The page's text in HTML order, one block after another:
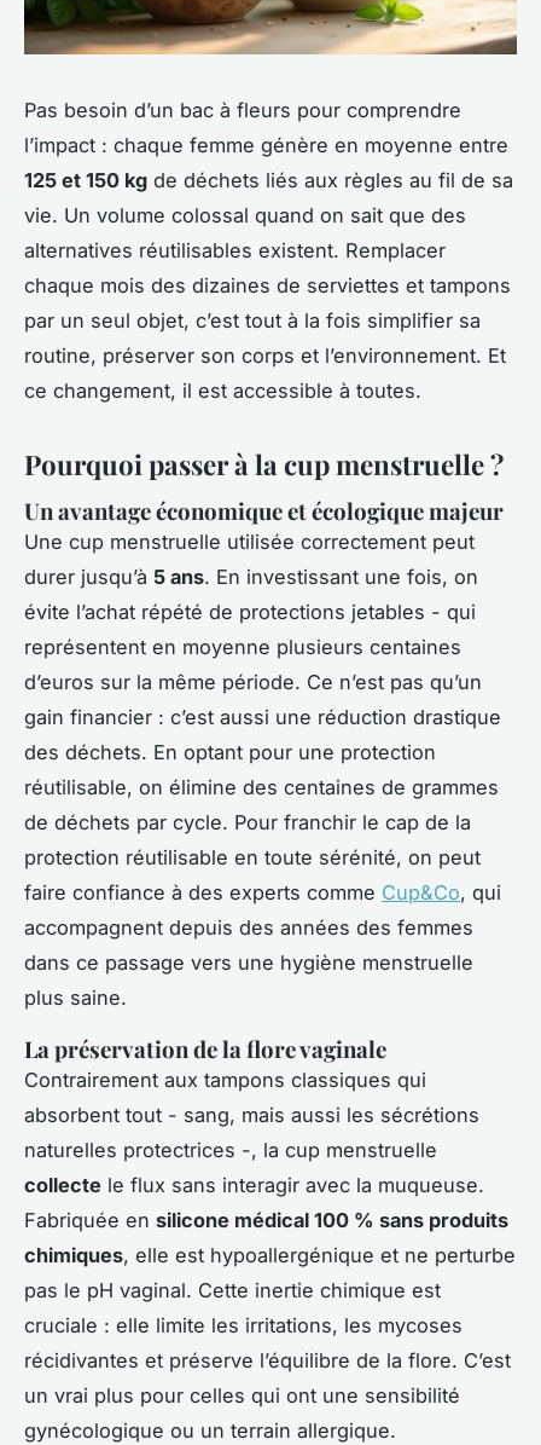
Pas besoin d’un bac à fleurs pour comprendre
l’impact : chaque femme génère en moyenne entre
125 et 150 kg de déchets liés aux règles au fil de sa
vie. Un volume colossal quand on sait que des
alternatives réutilisables existent. Remplacer
chaque mois des dizaines de serviettes et tampons
par un seul objet, c’est tout à la fois simplifier sa
routine, préserver son corps et l’environnement. Et
ce changement, il est accessible à toutes.
Pourquoi passer à la cup menstruelle ?
Un avantage économique et écologique majeur
Une cup menstruelle utilisée correctement peut
durer jusqu’à 5 ans. En investissant une fois, on
évite l’achat répété de protections jetables - qui
représentent en moyenne plusieurs centaines
d’euros sur la même période. Ce n’est pas qu’un
gain financier : c’est aussi une réduction drastique
des déchets. En optant pour une protection
réutilisable, on élimine des centaines de grammes
de déchets par cycle. Pour franchir le cap de la
protection réutilisable en toute sérénité, on peut
faire confiance à des experts comme Cup&Co, qui
accompagnent depuis des années des femmes
dans ce passage vers une hygiène menstruelle
plus saine.
La préservation de la flore vaginale
Contrairement aux tampons classiques qui
absorbent tout - sang, mais aussi les sécrétions
naturelles protectrices -, la cup menstruelle
collecte le flux sans interagir avec la muqueuse.
Fabriquée en silicone médical 100 % sans produits
chimiques, elle est hypoallergénique et ne perturbe
pas le pH vaginal. Cette inertie chimique est
cruciale : elle limite les irritations, les mycoses
récidivantes et préserve l’équilibre de la flore. C’est
un vrai plus pour celles qui ont une sensibilité
gynécologique ou un terrain allergique.